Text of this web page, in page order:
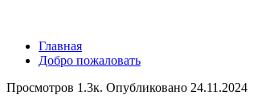
Главная
Добро пожаловать
Просмотров 1.3к. Опубликовано 24.11.2024